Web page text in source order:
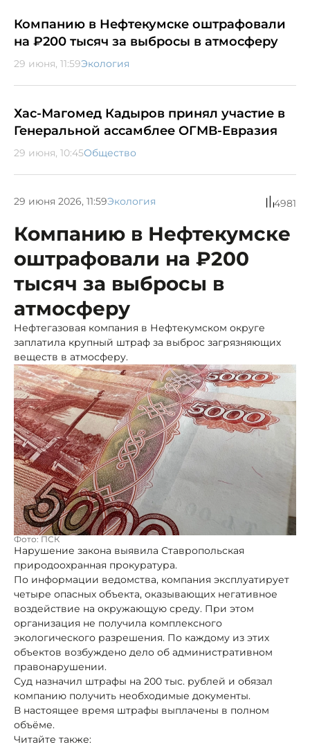
Компанию в Нефтекумске оштрафовали
на ₽200 тысяч за выбросы в атмосферу
29 июня, 11:59Экология
Хас-Магомед Кадыров принял участие в
Генеральной ассамблее ОГМВ-Евразия
29 июня, 10:45Общество
29 июня 2026, 11:59Экология 4981
Компанию в Нефтекумске
оштрафовали на ₽200
тысяч за выбросы в
атмосферу
Нефтегазовая компания в Нефтекумском округе
заплатила крупный штраф за выброс загрязняющих
веществ в атмосферу.
Фото: ПСК
Нарушение закона выявила Ставропольская
природоохранная прокуратура.
По информации ведомства, компания эксплуатирует
четыре опасных объекта, оказывающих негативное
воздействие на окружающую среду. При этом
организация не получила комплексного
экологического разрешения. По каждому из этих
объектов возбуждено дело об административном
правонарушении.
Суд назначил штрафы на 200 тыс. рублей и обязал
компанию получить необходимые документы.
В настоящее время штрафы выплачены в полном
объёме.
Читайте также: